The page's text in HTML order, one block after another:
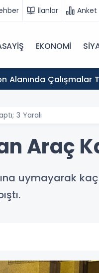
İlanlar Anket
EKONOMİ
Alanında Çalışmalar
3 Yaralı
Araç
uymayarak